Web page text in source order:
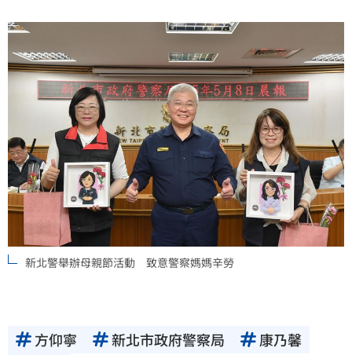
新北警舉辦母親節活動 致意警察媽媽辛勞
方仰寧 新北市政府警察局
康乃馨